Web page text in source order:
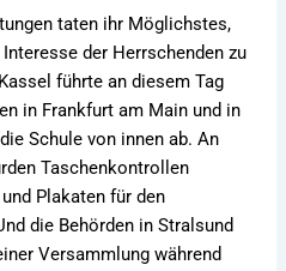
taten ihr Möglichstes,
der Herrschenden zu
führte an diesem Tag
in Frankfurt am Main und in
Schule von innen ab. An
Taschenkontrollen
Plakaten für den
die Behörden in Stralsund
Versammlung während